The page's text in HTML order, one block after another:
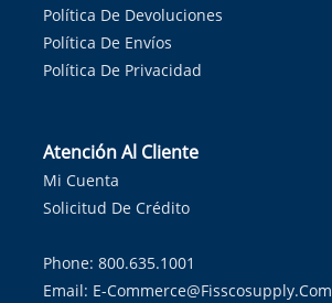
Política De Devoluciones
Política De Envíos
Política De Privacidad
Atención Al Cliente
Mi Cuenta
Solicitud De Crédito
Phone: 800.635.1001
Email: E-Commerce@fisscosupply.com